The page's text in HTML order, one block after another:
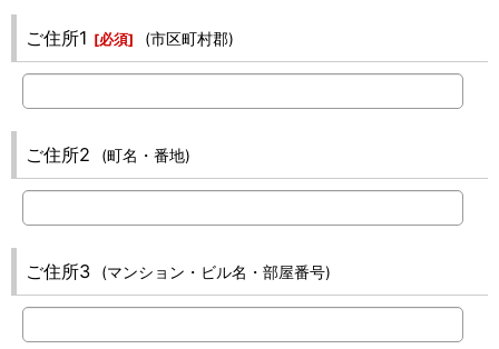
ご住所1 [必須] (市区町村郡)
ご住所2 (町名・番地)
ご住所3 (マンション・ビル名・部屋番号)